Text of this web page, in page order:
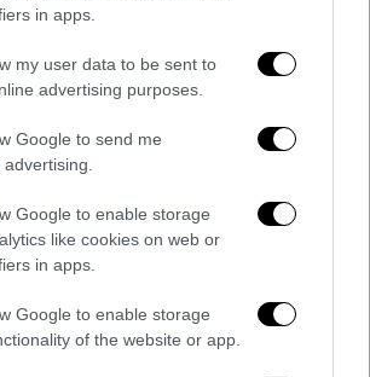
in apps.
my user data to be sent to
advertising purposes.
Google to send me
Google to enable storage
like cookies on web or
in apps.
Google to enable storage
of the website or app.
των Επιτροπών
αλλά και τον καθορισμό
τους, καθώς αυτή θα
με τον αριθμό αντιρρήσεων
Στόχος αυτής της
γρήγορα όλη η διαδικασία
των αντιρρήσεων και να έχουν
οι Επιτροπές.
της διατάξης, η οποία